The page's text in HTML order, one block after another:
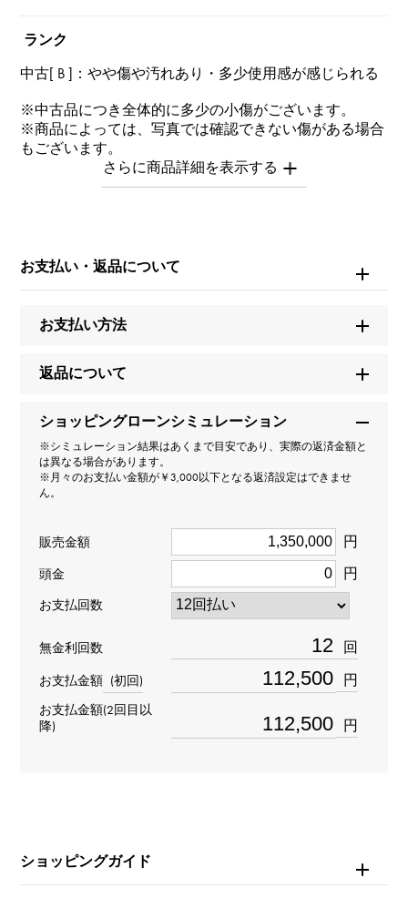
ランク
中古[ B ]：やや傷や汚れあり・多少使用感が感じられる
※中古品につき全体的に多少の小傷がございます。
※商品によっては、写真では確認できない傷がある場合
もございます。
※詳細はお問い合わせください。
W211439
ハリー・ウィンストン
モデル名
ブレスサイズ
お支払い・返品について
お支払い方法
返品について
ショッピングローンシミュレーション
※シミュレーション結果はあくまで目安であり、実際の返済金額と
は異なる場合があります。
※月々のお支払い金額が￥3,000以下となる返済設定はできませ
ん。
販売金額 円
頭金 円
お支払回数
無金利回数 回
お支払金額 (初回) 円
お支払金額(2回目以
降)
円
ショッピングガイド